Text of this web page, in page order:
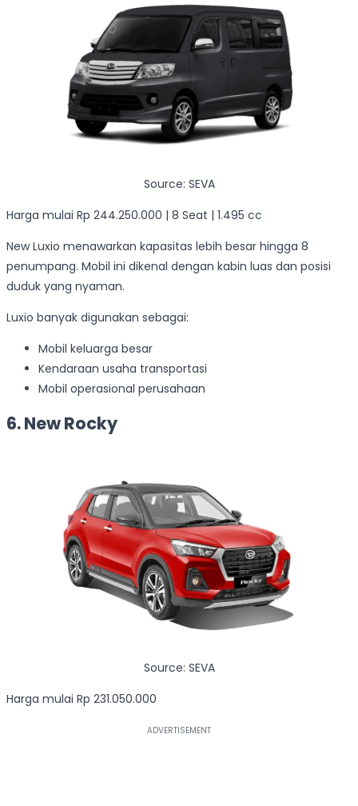
Source: SEVA
Harga mulai Rp 244.250.000 | 8 Seat | 1.495 cc
New Luxio menawarkan kapasitas lebih besar hingga 8
penumpang. Mobil ini dikenal dengan kabin luas dan posisi
duduk yang nyaman.
Luxio banyak digunakan sebagai:
Mobil keluarga besar
Kendaraan usaha transportasi
Mobil operasional perusahaan
6. New Rocky
Source: SEVA
Harga mulai Rp 231.050.000